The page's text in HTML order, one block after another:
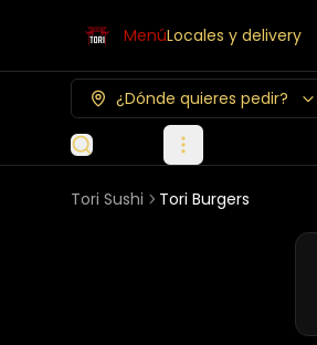
MenúLocales y delivery
¿Dónde quieres pedir?
Tori Sushi Tori Burgers